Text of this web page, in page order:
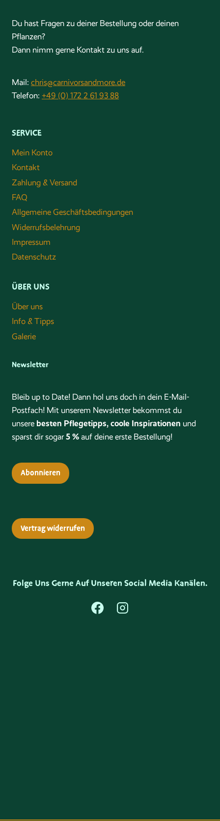
Du hast Fragen zu deiner Bestellung oder deinen
Pflanzen?
Dann nimm gerne Kontakt zu uns auf.
Mail: chris@carnivorsandmore.de
Telefon: +49 (0) 172 2 61 93 88
SERVICE
Mein Konto
Kontakt
Zahlung & Versand
FAQ
Allgemeine Geschäftsbedingungen
Widerrufsbelehrung
Impressum
Datenschutz
ÜBER UNS
Über uns
Info & Tipps
Galerie
Newsletter
Bleib up to Date! Dann hol uns doch in dein E-Mail-
Postfach! Mit unserem Newsletter bekommst du
unsere besten Pflegetipps, coole Inspirationen und
sparst dir sogar5 % auf deine erste Bestellung!
Abonnieren
Vertrag widerrufen
Folge Uns Gerne Auf Unseren Social Media Kanälen.